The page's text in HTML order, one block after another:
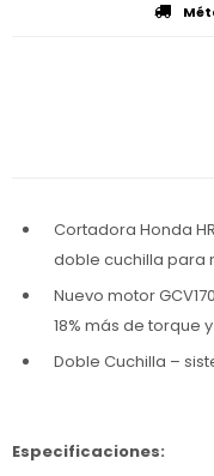
Cortadora Honda
doble cuchilla para
Nuevo motor
18% más de torque
Doble Cuchilla –
Especificaciones: